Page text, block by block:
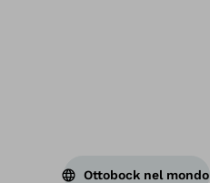
Ottobock nel mondo